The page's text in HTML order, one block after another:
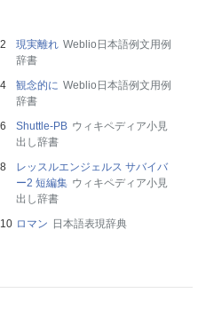
現実離れ Weblio日本語例文用例
辞書
観念的に Weblio日本語例文用例
辞書
Shuttle-PB ウィキペディア小見
出し辞書
レッスルエンジェルス サバイバ
ー2 短編集 ウィキペディア小見
出し辞書
ロマン 日本語表現辞典